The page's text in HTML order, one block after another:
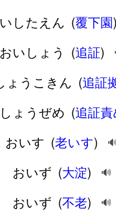
したえん (覆下園)
おいしょう (追証)
ょうこきん (追証
ょうぜめ (追証責
おいす (老いす)
おいず (大淀) 🔊
おいず (不老) 🔊